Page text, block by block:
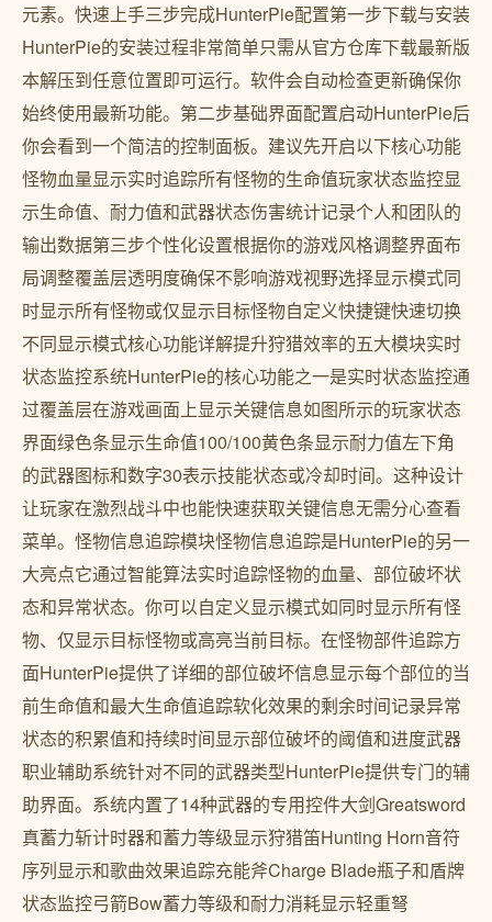
元素。快速上手三步完成HunterPie配置第一步下载与安装
HunterPie的安装过程非常简单只需从官方仓库下载最新版
本解压到任意位置即可运行。软件会自动检查更新确保你
始终使用最新功能。第二步基础界面配置启动HunterPie后
你会看到一个简洁的控制面板。建议先开启以下核心功能
怪物血量显示实时追踪所有怪物的生命值玩家状态监控显
示生命值、耐力值和武器状态伤害统计记录个人和团队的
输出数据第三步个性化设置根据你的游戏风格调整界面布
局调整覆盖层透明度确保不影响游戏视野选择显示模式同
时显示所有怪物或仅显示目标怪物自定义快捷键快速切换
不同显示模式核心功能详解提升狩猎效率的五大模块实时
状态监控系统HunterPie的核心功能之一是实时状态监控通
过覆盖层在游戏画面上显示关键信息如图所示的玩家状态
界面绿色条显示生命值100/100黄色条显示耐力值左下角
的武器图标和数字30表示技能状态或冷却时间。这种设计
让玩家在激烈战斗中也能快速获取关键信息无需分心查看
菜单。怪物信息追踪模块怪物信息追踪是HunterPie的另一
大亮点它通过智能算法实时追踪怪物的血量、部位破坏状
态和异常状态。你可以自定义显示模式如同时显示所有怪
物、仅显示目标怪物或高亮当前目标。在怪物部件追踪方
面HunterPie提供了详细的部位破坏信息显示每个部位的当
前生命值和最大生命值追踪软化效果的剩余时间记录异常
状态的积累值和持续时间显示部位破坏的阈值和进度武器
职业辅助系统针对不同的武器类型HunterPie提供专门的辅
助界面。系统内置了14种武器的专用控件大剑Greatsword
真蓄力斩计时器和蓄力等级显示狩猎笛Hunting Horn音符
序列显示和歌曲效果追踪充能斧Charge Blade瓶子和盾牌
状态监控弓箭Bow蓄力等级和耐力消耗显示轻重弩